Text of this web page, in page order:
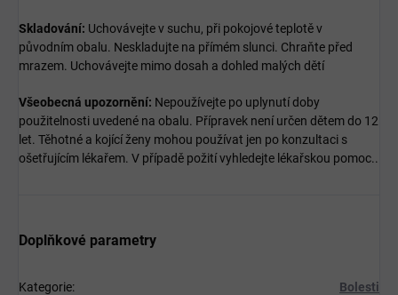
Skladování: Uchovávejte v suchu, při pokojové teplotě v
původním obalu. Neskladujte na přímém slunci. Chraňte před
mrazem. Uchovávejte mimo dosah a dohled malých dětí
Všeobecná upozornění: Nepoužívejte po uplynutí doby
použitelnosti uvedené na obalu. Přípravek není určen dětem do 12
let. Těhotné a kojící ženy mohou používat jen po konzultaci s
ošetřujícím lékařem. V případě požití vyhledejte lékařskou pomoc..
Doplňkové parametry
Kategorie: Bolesti